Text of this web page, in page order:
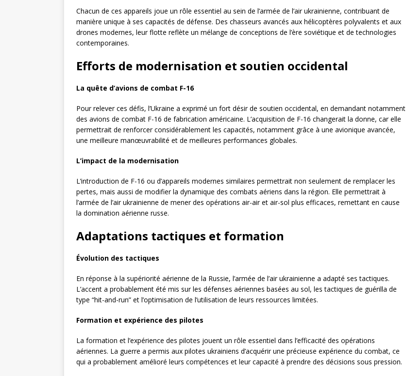
Chacun de ces appareils joue un rôle essentiel au sein de l’armée de l’air ukrainienne, contribuant de
manière unique à ses capacités de défense. Des chasseurs avancés aux hélicoptères polyvalents et aux
drones modernes, leur flotte reflète un mélange de conceptions de l’ère soviétique et de technologies
contemporaines.
Efforts de modernisation et soutien occidental
La quête d’avions de combat F-16
Pour relever ces défis, l’Ukraine a exprimé un fort désir de soutien occidental, en demandant notamment
des avions de combat F-16 de fabrication américaine. L’acquisition de F-16 changerait la donne, car elle
permettrait de renforcer considérablement les capacités, notamment grâce à une avionique avancée,
une meilleure manœuvrabilité et de meilleures performances globales.
L’impact de la modernisation
L’introduction de F-16 ou d’appareils modernes similaires permettrait non seulement de remplacer les
pertes, mais aussi de modifier la dynamique des combats aériens dans la région. Elle permettrait à
l’armée de l’air ukrainienne de mener des opérations air-air et air-sol plus efficaces, remettant en cause
la domination aérienne russe.
Adaptations tactiques et formation
Évolution des tactiques
En réponse à la supériorité aérienne de la Russie, l’armée de l’air ukrainienne a adapté ses tactiques.
L’accent a probablement été mis sur les défenses aériennes basées au sol, les tactiques de guérilla de
type “hit-and-run” et l’optimisation de l’utilisation de leurs ressources limitées.
Formation et expérience des pilotes
La formation et l’expérience des pilotes jouent un rôle essentiel dans l’efficacité des opérations
aériennes. La guerre a permis aux pilotes ukrainiens d’acquérir une précieuse expérience du combat, ce
qui a probablement amélioré leurs compétences et leur capacité à prendre des décisions sous pression.